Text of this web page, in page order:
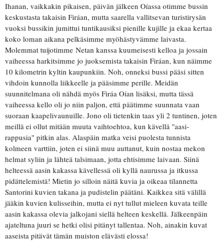
Ihanan, vaikkakin pikaisen, päivän jälkeen Oíassa otimme bussin
keskustasta takaisin Firáan, mutta saarella vallitsevan turistirysän
vuoksi bussikin jumittui tuntikausiksi pienille kujille ja ekaa kertaa
koko loman aikana pelkäsimme myöhästyvämme laivasta.
Molemmat tuijotimme Netan kanssa kuumeisesti kelloa ja jossain
vaiheessa harkitsimme jo juoksemista takaisin Firáan, kun näimme
10 kilometrin kyltin kaupunkiin. Noh, onneksi bussi pääsi sitten
vihdoin kunnolla liikkeelle ja pääsimme perille. Meidän
suunnitelmana oli nähdä myös Firáa Oían lisäksi, mutta tässä
vaiheessa kello oli jo niin paljon, että päätimme suunnata vaan
suoraan kaapelivaunuille. Jono oli tietenkin taas yli 2 tuntinen, joten
meillä ei ollut mitään muuta vaihtoehtoa, kun kävellä "aasi-
rappusia" pitkin alas. Alaspäin matka veisi puolesta tunnista
kolmeen varttiin, joten ei siinä muu auttanut, kuin nostaa mekon
helmat syliin ja lähteä talsimaan, jotta ehtisimme laivaan. Siinä
helteessä aasin kakassa kävellessä oli kyllä naurussa ja itkussa
pidättelemistä! Mietin jo silloin näitä kuvia ja oikeaa tilannetta
Santorini kuvien takana ja pudistelin päätäni. Kaikkea sitä välillä
jääkin kuvien kulisseihin, mutta ei nyt tullut mieleen kuvata teille
aasin kakassa olevia jalkojani siellä helteen keskellä. Jälkeenpäin
ajateltuna juuri se hetki olisi pitänyt tallentaa. Noh, ainakin kuvat
aaseista pitävät tämän muiston elävästi elossa!